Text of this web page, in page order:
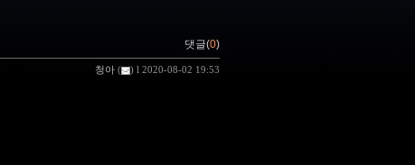
댓글(0)
청아 ( ) l 2020-08-02 19:53